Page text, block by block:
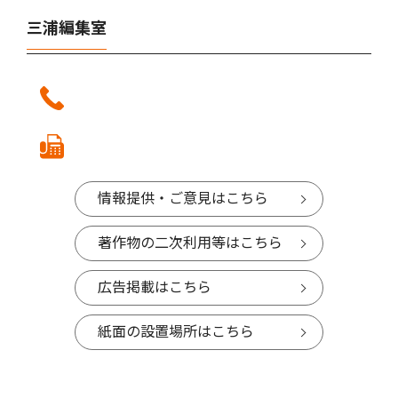
三浦編集室
情報提供・ご意見はこちら
著作物の二次利用等はこちら
広告掲載はこちら
紙面の設置場所はこちら